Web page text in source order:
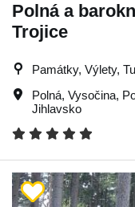
Polná a
Trojice
Památky, Výlety,
Polná, Vysočina,
Jihlavsko